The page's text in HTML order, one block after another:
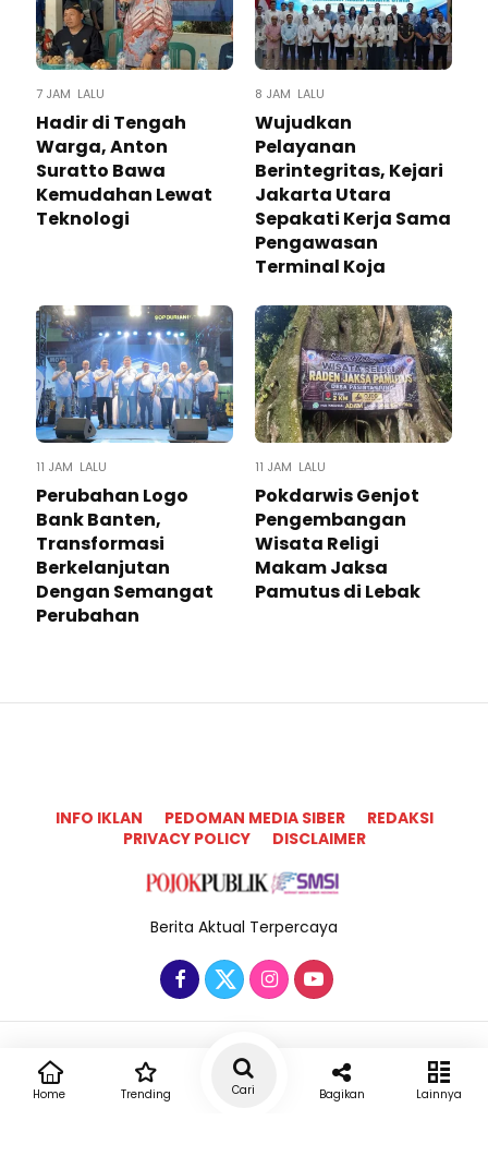
7 JAM LALU
Hadir di Tengah
Warga, Anton
Suratto Bawa
Kemudahan Lewat
Teknologi ​
8 JAM LALU
Wujudkan
Pelayanan
Berintegritas, Kejari
Jakarta Utara
Sepakati Kerja Sama
Pengawasan
Terminal Koja
11 JAM LALU
Perubahan Logo
Bank Banten,
Transformasi
Berkelanjutan
Dengan Semangat
Perubahan
11 JAM LALU
Pokdarwis Genjot
Pengembangan
Wisata Religi
Makam Jaksa
Pamutus di Lebak
INFO IKLAN PEDOMAN MEDIA SIBER
REDAKSI
PRIVACY POLICY
DISCLAIMER
Berita Aktual Terpercaya
Copyright @2025 Pojok Publik All Rights Reserved
Home Trending Cari Bagikan Lainnya